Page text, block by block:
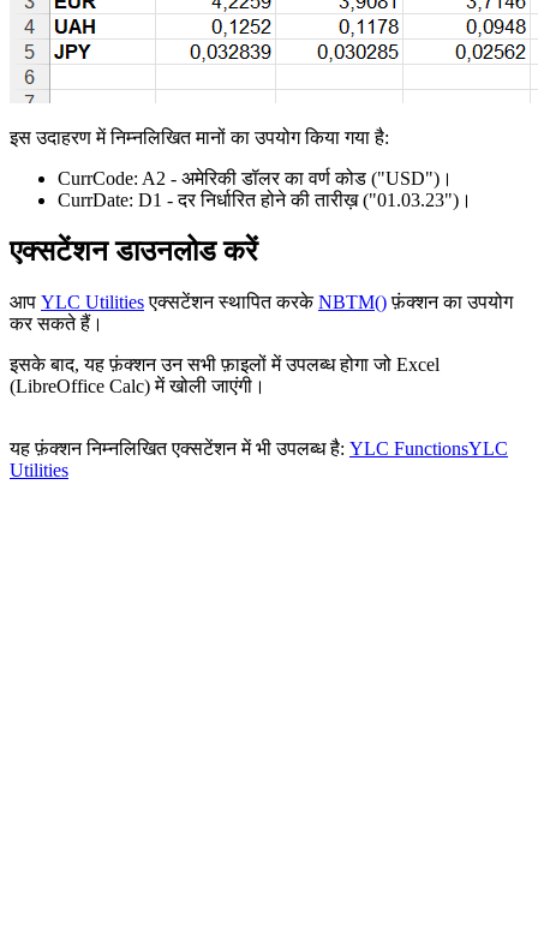
इस उदाहरण में निम्नलिखित मानों का उपयोग किया गया है:
CurrCode: A2 - अमेरिकी डॉलर का वर्ण कोड ("USD") ।
CurrDate: D1 - दर निर्धारित होने की तारीख़("01.03.23") ।
एक्सटेंशन डाउनलोड करें
आप YLC Utilitiesएक्सटेंशन स्थापित करकेNBTM()फ़ंक्शन का उपयोग
कर सकते हैं।
इसके बाद, यह फ़ंक्शन उन सभी फ़ाइलों में उपलब्ध होगा जो Excel
(LibreOffice Calc) में खोली जाएंगी।
यह फ़ंक्शन निम्नलिखित एक्सटेंशन में भी उपलब्ध है: YLC FunctionsYLC
Utilities